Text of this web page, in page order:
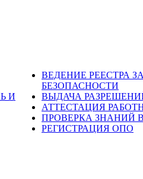
И
ВЕДЕНИЕ РЕЕСТРА
БЕЗОПАСНОСТИ
ВЫДАЧА
АТТЕСТАЦИЯ
ПРОВЕРКА ЗНАНИЙ
РЕГИСТРАЦИЯ ОПО